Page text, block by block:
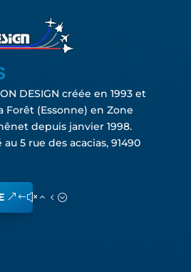
DESIGN créée en 1993 et
Forêt (Essonne) en Zone
depuis janvier 1998.
5 rue des acacias, 91490